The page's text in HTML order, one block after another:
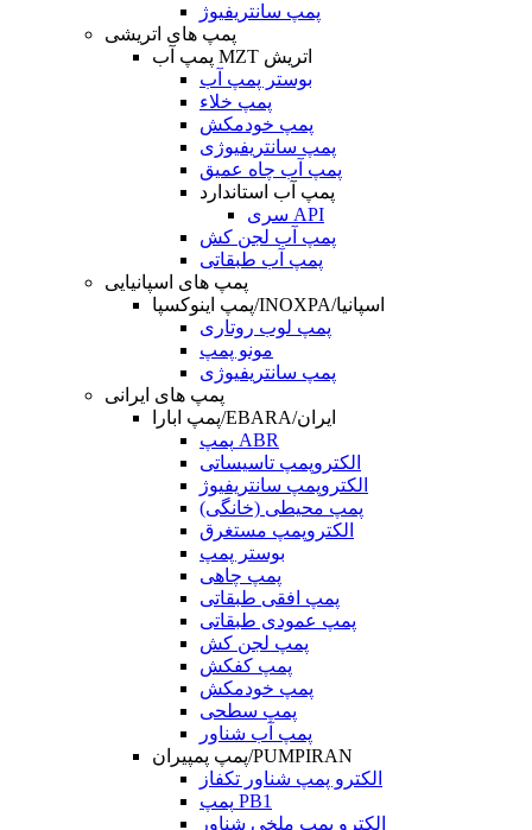
پمپ سانتریفیوژ
پمپ های اتریشی
پمپ آب MZT اتریش
بوستر پمپ آب
پمپ خلاء
پمپ خودمکش
پمپ سانتریفیوژی
پمپ آب چاه عمیق
پمپ آب استاندارد
سری API
پمپ آب لجن کش
پمپ آب طبقاتی
پمپ های اسپانیایی
پمپ اینوکسپا/INOXPA/اسپانیا
پمپ لوب روتاری
مونو پمپ
پمپ سانتریفیوژی
پمپ های ایرانی
پمپ ابارا/EBARA/ایران
پمپ ABR
الکتروپمپ تاسیساتی
الکتروپمپ سانتریفیوژ
پمپ محیطی (خانگی)
الکتروپمپ مستغرق
بوستر پمپ
پمپ چاهی
پمپ افقی طبقاتی
پمپ عمودی طبقاتی
پمپ لجن کش
پمپ کفکش
پمپ خودمکش
پمپ سطحی
پمپ آب شناور
پمپ پمپیران/PUMPIRAN
الکترو پمپ شناور تکفاز
پمپ PB1
الکترو پمپ ملخی شناور